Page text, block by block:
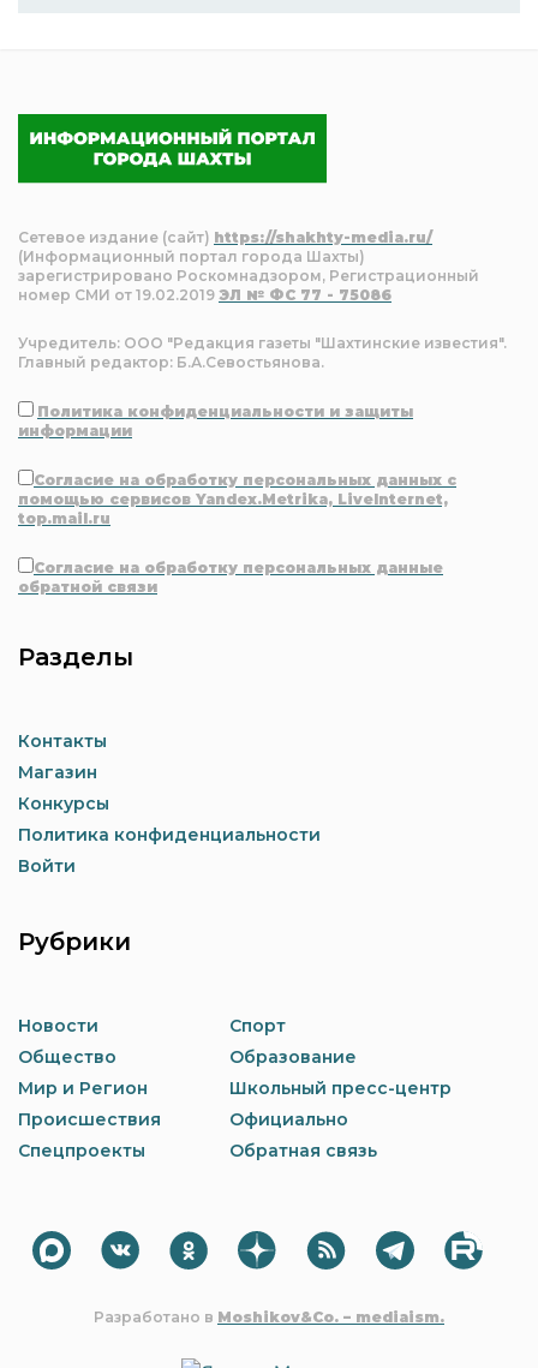
Сетевое издание (сайт) https://shakhty-media.ru/
(Информационный портал города Шахты)
зарегистрировано Роскомнадзором, Регистрационный
номер СМИ от 19.02.2019 ЭЛ № ФС 77 - 75086
Учредитель: ООО "Редакция газеты "Шахтинские известия".
Главный редактор: Б.А.Севостьянова.
Политика конфиденциальности и защиты
информации
Согласие на обработку персональных данных с
помощью сервисов Yandex.Metrika, LiveInternet,
top.mail.ru
Согласие на обработку персональных данные
обратной связи
Разделы
Контакты
Магазин
Конкурсы
Политика конфиденциальности
Войти
Рубрики
Новости
Общество
Мир и Регион
Происшествия
Спецпроекты
Спорт
Образование
Школьный пресс-центр
Официально
Обратная связь
Разработано в Moshikov&Co. – mediaism.